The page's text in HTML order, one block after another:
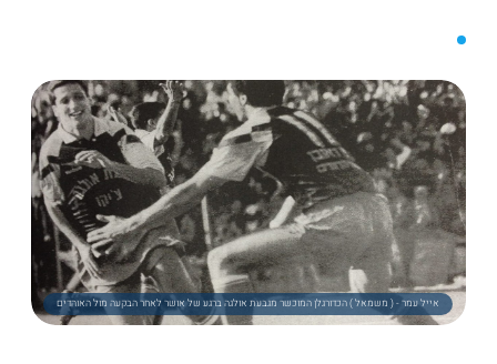
אייל עמר - ( משמאל ) הכדורגלן המוכשר מגבעת אולגה ברגע של אושר לאחר הבקעה מול האוהדים